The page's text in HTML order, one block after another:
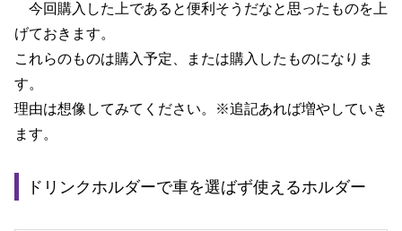
今回購入した上であると便利そうだなと思ったものを上
げておきます。
これらのものは購入予定、または購入したものになりま
す。
理由は想像してみてください。※追記あれば増やしていき
ます。
ドリンクホルダーで車を選ばず使えるホルダー